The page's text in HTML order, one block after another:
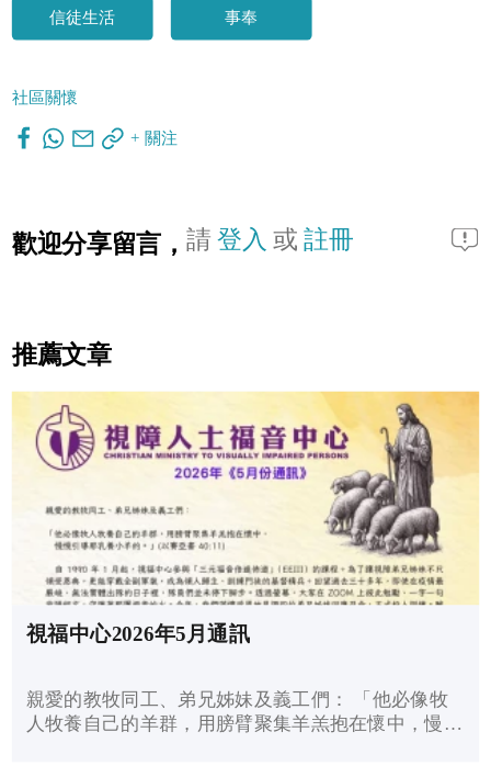
信徒生活 事奉
社區關懷
+ 關注
歡迎分享留言， 請登入 或註冊
推薦文章
視福中心2026年5月通訊
親愛的教牧同工、弟兄姊妹及義工們： 「他必像牧
人牧養自己的羊群，用膀臂聚集羊羔抱在懷中，慢慢